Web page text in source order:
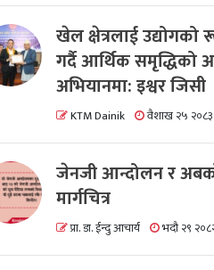
खेल क्षेत्रलाई उद्योगको
गर्दै आर्थिक समृद्धिको
अभियानमा: इश्वर जिसी
KTM Dainik वैशाख २५ २०८३
जेनजी आन्दोलन र
मार्गचित्र
प्रा. डा. ईन्दु आचार्य भदौ २९